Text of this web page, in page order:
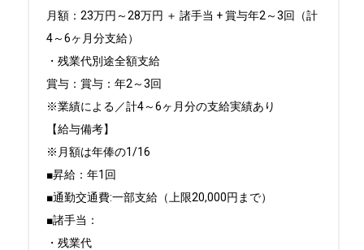
月額：23万円～28万円 ＋ 諸手当 + 賞与年2～3回（計
4～6ヶ月分支給）
・残業代別途全額支給
賞与：賞与：年2～3回
※業績による／計4～6ヶ月分の支給実績あり
【給与備考】
※月額は年俸の1/16
■昇給：年1回
■通勤交通費:一部支給（上限20,000円まで）
■諸手当：
・残業代